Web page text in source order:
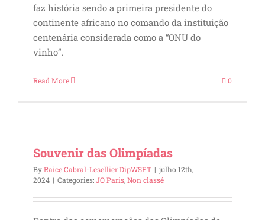
faz história sendo a primeira presidente do
continente africano no comando da instituição
centenária considerada como a “ONU do
vinho”.
Read More 0
Souvenir das Olimpíadas
ByRaice Cabral-Lesellier DipWSET | julho 12th,
2024 | Categories:JO Paris,Non classé